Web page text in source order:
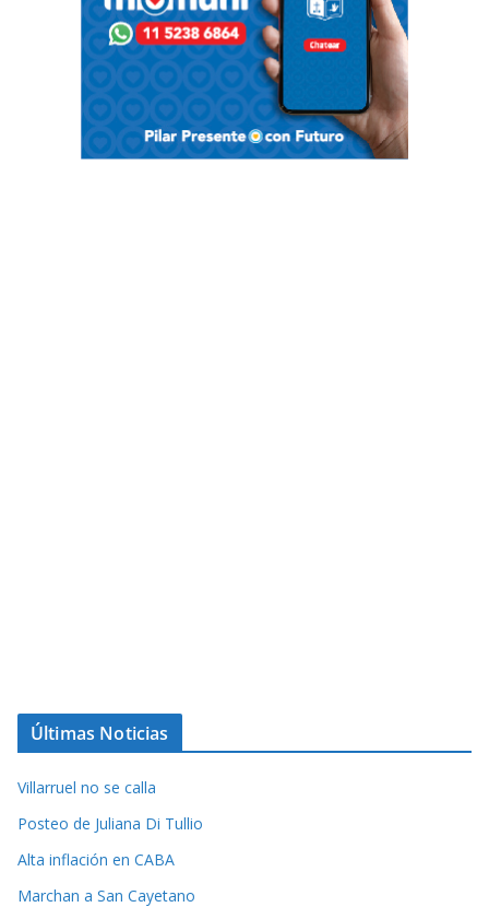
Últimas Noticias
Villarruel no se calla
Posteo de Juliana Di Tullio
Alta inflación en CABA
Marchan a San Cayetano